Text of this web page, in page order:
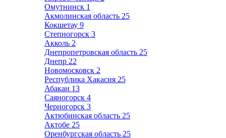
Омутнинск 1
Акмолинская область 25
Кокшетау 9
Степногорск 3
Акколь 2
Днепропетровская область 25
Днепр 22
Новомосковск 2
Республика Хакасия 25
Абакан 13
Саяногорск 4
Черногорск 3
Актюбинская область 25
Актобе 25
Оренбургская область 25